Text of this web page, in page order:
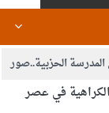
الحزبية..صور
في الحقوق والقانون
في عصر